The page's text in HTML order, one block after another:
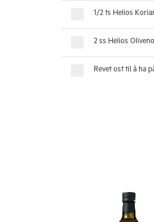
1/2 ts Helios
2 ss Helios
Revet ost til å ha